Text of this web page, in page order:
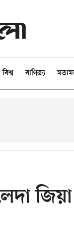
বিশ্ব বাণিজ্য